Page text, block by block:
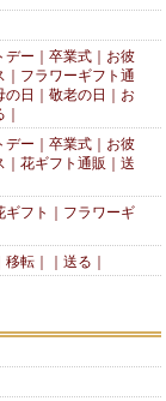
デー｜卒業式｜お彼
｜フラワーギフト通
日｜敬老の日｜お
デー｜卒業式｜お彼
｜花ギフト通販｜送
ギフト｜フラワーギ
転｜｜送る｜